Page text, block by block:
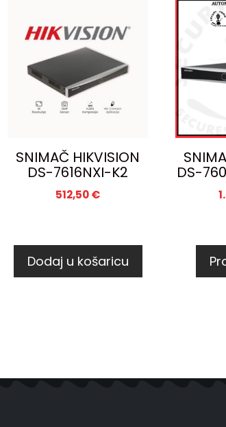
SNIMAČ HIKVISION
DS-7616NXI-K2
512,50€
Dodaj u košaricu
DS-